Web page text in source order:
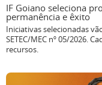
IF Goiano seleciona
permanência e êxito
Iniciativas selecionadas
SETEC/MEC nº 05/2026.
recursos.